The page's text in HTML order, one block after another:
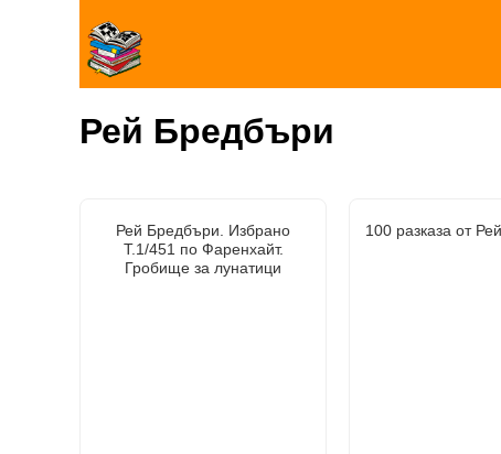
Рей Бредбъри
Рей Бредбъри. Избрано
Т.1/451 по Фаренхайт.
Гробище за лунатици
100 разказа от